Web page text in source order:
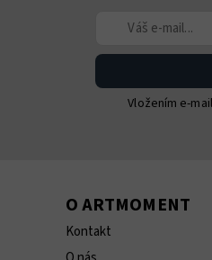
Vložením e-
O ARTMOMENT
Kontakt